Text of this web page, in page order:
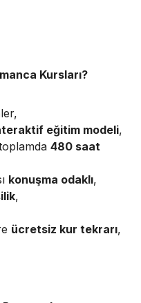
Kursları?
eğitim modeli,
480 saat
konuşma odaklı,
,
ücretsiz kur tekrarı,